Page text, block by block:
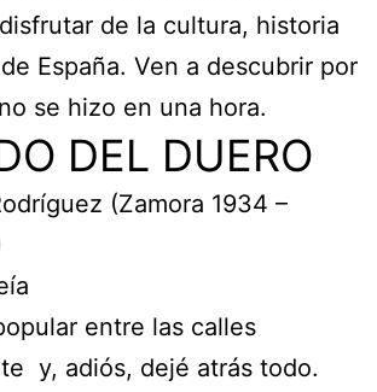
de la cultura, historia
España. Ven a descubrir por
se hizo en una hora.
DEL DUERO
(Zamora 1934 –
entre las calles
y, adiós, dejé atrás todo.